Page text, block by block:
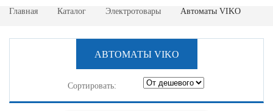
Главная Каталог Электротовары Автоматы VIKO
АВТОМАТЫ VIKO
Сортировать: